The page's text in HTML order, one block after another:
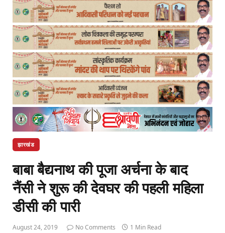
झारखंड
बाबा बैद्यनाथ की पूजा अर्चना के बाद
नैंसी ने शुरू की देवघर की पहली महिला
डीसी की पारी
August 24, 2019 No Comments 1 Min Read